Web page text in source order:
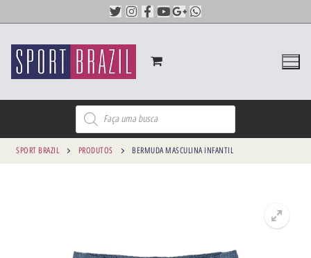
SPORT BRAZIL PRODUTOS BERMUDA MASCULINA INFANTIL